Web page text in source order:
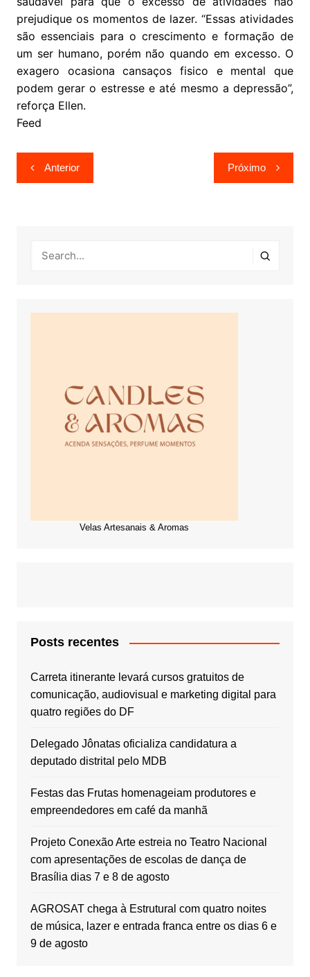
prejudique os momentos de lazer. “Essas atividades
são essenciais para o crescimento e formação de
um ser humano, porém não quando em excesso. O
exagero ocasiona cansaços fisico e mental que
podem gerar o estresse e até mesmo a depressão”,
reforça Ellen.
Feed
Navegação
de
Anterior Próximo
Velas Artesanais & Aromas
Posts recentes
Carreta itinerante levará cursos gratuitos de
comunicação, audiovisual e marketing digital para
quatro regiões do DF
Delegado Jônatas oficializa candidatura a
deputado distrital pelo MDB
Festas das Frutas homenageiam produtores e
empreendedores em café da manhã
Projeto Conexão Arte estreia no Teatro Nacional
com apresentações de escolas de dança de
Brasília dias 7 e 8 de agosto
AGROSAT chega à Estrutural com quatro noites
de música, lazer e entrada franca entre os dias 6 e
9 de agosto